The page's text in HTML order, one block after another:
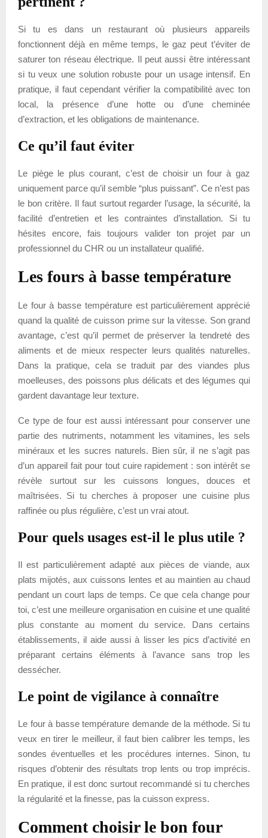
Si tu es dans un restaurant où plusieurs appareils
fonctionnent déjà en même temps, le gaz peut t’éviter de
saturer ton réseau électrique. Il peut aussi être intéressant
si tu veux une solution robuste pour un usage intensif. En
pratique, il faut cependant vérifier la compatibilité avec ton
local, la présence d’une hotte ou d’une cheminée
d’extraction, et les obligations de maintenance.
Ce qu’il faut éviter
Le piège le plus courant, c’est de choisir un four à gaz
uniquement parce qu’il semble “plus puissant”. Ce n’est pas
le bon critère. Il faut surtout regarder l’usage, la sécurité, la
facilité d’entretien et les contraintes d’installation. Si tu
hésites encore, fais toujours valider ton projet par un
professionnel du CHR ou un installateur qualifié.
Les fours à basse température
Le four à basse température est particulièrement apprécié
quand la qualité de cuisson prime sur la vitesse. Son grand
avantage, c’est qu’il permet de préserver la tendreté des
aliments et de mieux respecter leurs qualités naturelles.
Dans la pratique, cela se traduit par des viandes plus
moelleuses, des poissons plus délicats et des légumes qui
gardent davantage leur texture.
Ce type de four est aussi intéressant pour conserver une
partie des nutriments, notamment les vitamines, les sels
minéraux et les sucres naturels. Bien sûr, il ne s’agit pas
d’un appareil fait pour tout cuire rapidement : son intérêt se
révèle surtout sur les cuissons longues, douces et
maîtrisées. Si tu cherches à proposer une cuisine plus
raffinée ou plus régulière, c’est un vrai atout.
Pour quels usages est-il le plus utile ?
Il est particulièrement adapté aux pièces de viande, aux
plats mijotés, aux cuissons lentes et au maintien au chaud
pendant un court laps de temps. Ce que cela change pour
toi, c’est une meilleure organisation en cuisine et une qualité
plus constante au moment du service. Dans certains
établissements, il aide aussi à lisser les pics d’activité en
préparant certains éléments à l’avance sans trop les
dessécher.
Le point de vigilance à connaître
Le four à basse température demande de la méthode. Si tu
veux en tirer le meilleur, il faut bien calibrer les temps, les
sondes éventuelles et les procédures internes. Sinon, tu
risques d’obtenir des résultats trop lents ou trop imprécis.
En pratique, il est donc surtout recommandé si tu cherches
la régularité et la finesse, pas la cuisson express.
Comment choisir le bon four